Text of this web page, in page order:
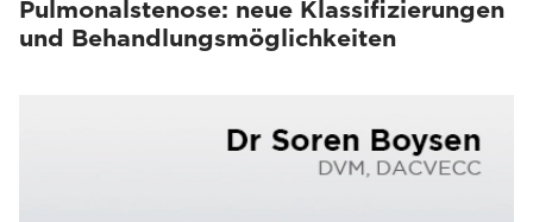
Pulmonalstenose: neue Klassifizierungen
und Behandlungsmöglichkeiten